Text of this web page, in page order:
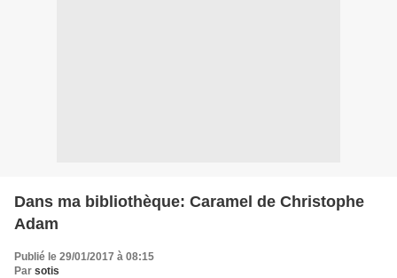
Dans ma bibliothèque: Caramel de Christophe
Adam
Publié le 29/01/2017 à 08:15
Par sotis